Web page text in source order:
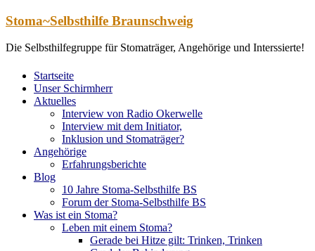
Zum
springen
Stoma~Selbsthilfe Braunschweig
Die Selbsthilfegruppe für Stomaträger, Angehörige und Interssierte!
Startseite
Unser Schirmherr
Aktuelles
Interview von Radio Okerwelle
Interview mit dem Initiator,
Inklusion und Stomaträger?
Angehörige
Erfahrungsberichte
Blog
10 Jahre Stoma-Selbsthilfe BS
Forum der Stoma-Selbsthilfe BS
Was ist ein Stoma?
Leben mit einem Stoma?
Gerade bei Hitze gilt: Trinken, Trinken